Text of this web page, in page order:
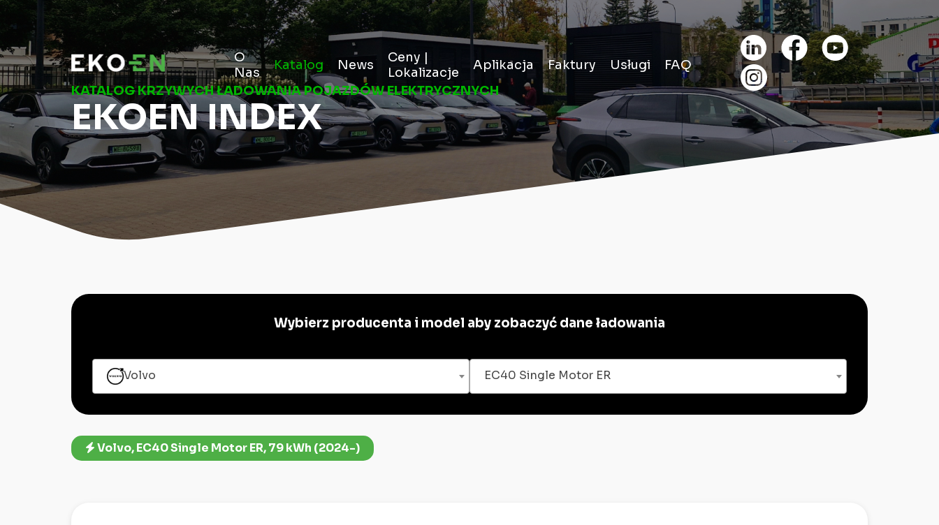
O
Nas
Katalog News
Ceny |
Lokalizacje
Aplikacja Faktury Usługi
FAQ
KATALOG KRZYWYCH ŁADOWANIA POJAZDÓW ELEKTRYCZNYCH
EKOEN INDEX
Wybierz producenta i model aby zobaczyć dane ładowania
Volvo EC40 Single Motor ER
Volvo, EC40 Single Motor ER, 79 kWh (2024-)